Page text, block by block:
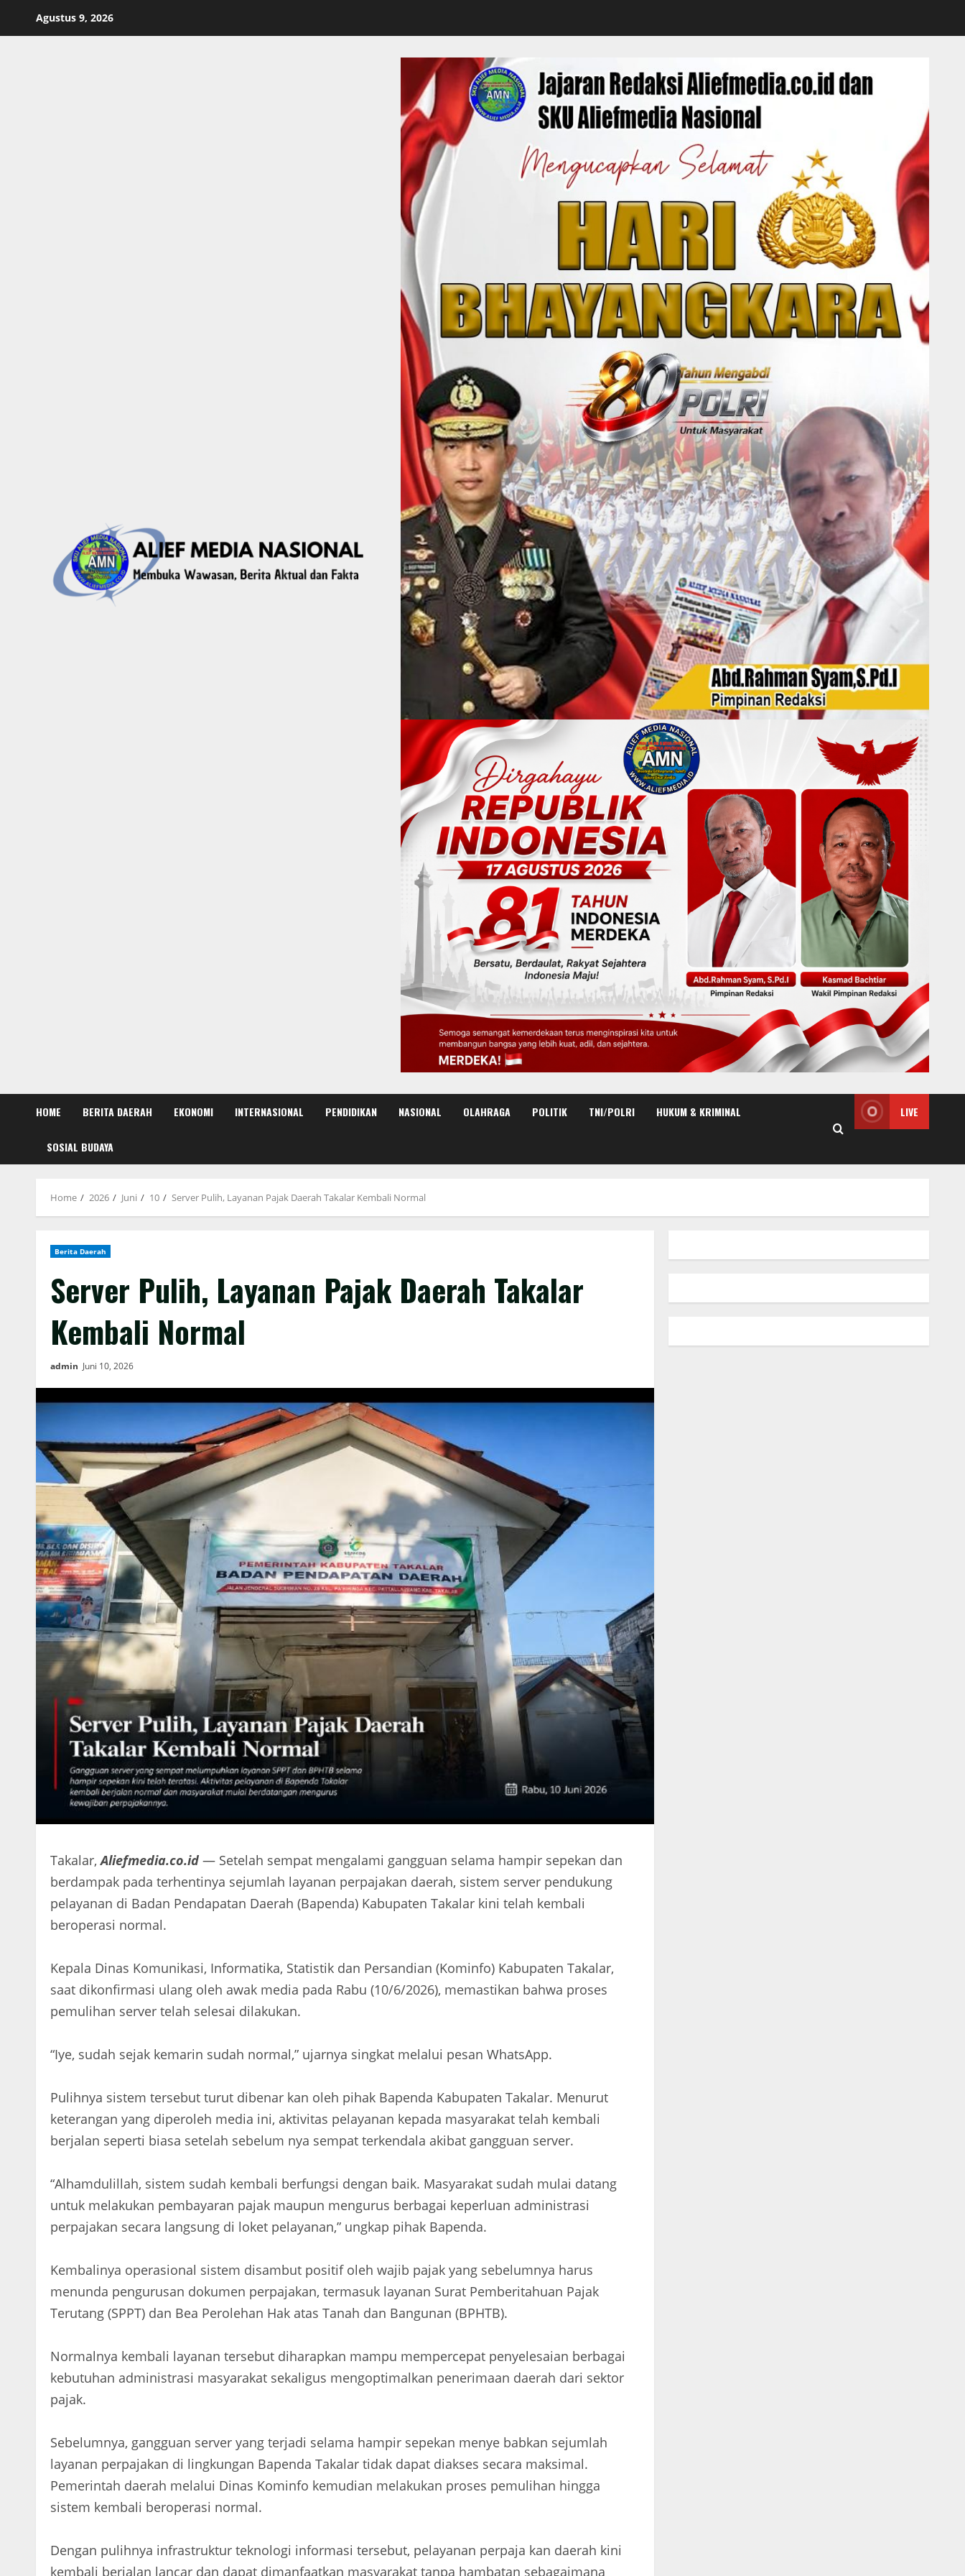
Agustus 9, 2026
HOME BERITA DAERAH EKONOMI INTERNASIONAL PENDIDIKAN NASIONAL OLAHRAGA POLITIK TNI/POLRI HUKUM & KRIMINAL
SOSIAL BUDAYA
LIVE
Home 2026 Juni 10 Server Pulih, Layanan Pajak Daerah Takalar Kembali Normal
Berita Daerah
Server Pulih, Layanan Pajak Daerah Takalar
Kembali Normal
admin Juni 10, 2026
Takalar,Aliefmedia.co.id — Setelah sempat mengalami gangguan selama hampir sepekan dan
berdampak pada terhentinya sejumlah layanan perpajakan daerah, sistem server pendukung
pelayanan di Badan Pendapatan Daerah (Bapenda) Kabupaten Takalar kini telah kembali
beroperasi normal.
Kepala Dinas Komunikasi, Informatika, Statistik dan Persandian (Kominfo) Kabupaten Takalar,
saat dikonfirmasi ulang oleh awak media pada Rabu (10/6/2026), memastikan bahwa proses
pemulihan server telah selesai dilakukan.
“Iye, sudah sejak kemarin sudah normal,” ujarnya singkat melalui pesan WhatsApp.
Pulihnya sistem tersebut turut dibenar kan oleh pihak Bapenda Kabupaten Takalar. Menurut
keterangan yang diperoleh media ini, aktivitas pelayanan kepada masyarakat telah kembali
berjalan seperti biasa setelah sebelum nya sempat terkendala akibat gangguan server.
“Alhamdulillah, sistem sudah kembali berfungsi dengan baik. Masyarakat sudah mulai datang
untuk melakukan pembayaran pajak maupun mengurus berbagai keperluan administrasi
perpajakan secara langsung di loket pelayanan,” ungkap pihak Bapenda.
Kembalinya operasional sistem disambut positif oleh wajib pajak yang sebelumnya harus
menunda pengurusan dokumen perpajakan, termasuk layanan Surat Pemberitahuan Pajak
Terutang (SPPT) dan Bea Perolehan Hak atas Tanah dan Bangunan (BPHTB).
Normalnya kembali layanan tersebut diharapkan mampu mempercepat penyelesaian berbagai
kebutuhan administrasi masyarakat sekaligus mengoptimalkan penerimaan daerah dari sektor
pajak.
Sebelumnya, gangguan server yang terjadi selama hampir sepekan menye babkan sejumlah
layanan perpajakan di lingkungan Bapenda Takalar tidak dapat diakses secara maksimal.
Pemerintah daerah melalui Dinas Kominfo kemudian melakukan proses pemulihan hingga
sistem kembali beroperasi normal.
Dengan pulihnya infrastruktur teknologi informasi tersebut, pelayanan perpaja kan daerah kini
kembali berjalan lancar dan dapat dimanfaatkan masyarakat tanpa hambatan sebagaimana